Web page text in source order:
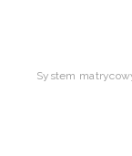
System